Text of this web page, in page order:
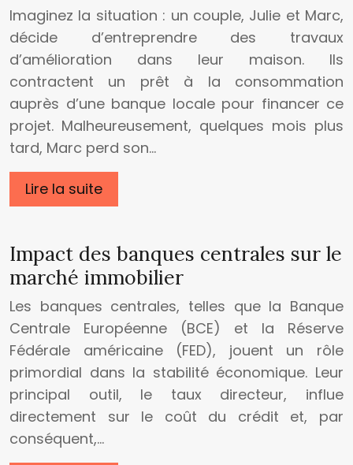
Imaginez la situation : un couple, Julie et Marc,
décide d’entreprendre des travaux
d’amélioration dans leur maison. Ils
contractent un prêt à la consommation
auprès d’une banque locale pour financer ce
projet. Malheureusement, quelques mois plus
tard, Marc perd son…
Lire la suite
Impact des banques centrales sur le
marché immobilier
Les banques centrales, telles que la Banque
Centrale Européenne (BCE) et la Réserve
Fédérale américaine (FED), jouent un rôle
primordial dans la stabilité économique. Leur
principal outil, le taux directeur, influe
directement sur le coût du crédit et, par
conséquent,…